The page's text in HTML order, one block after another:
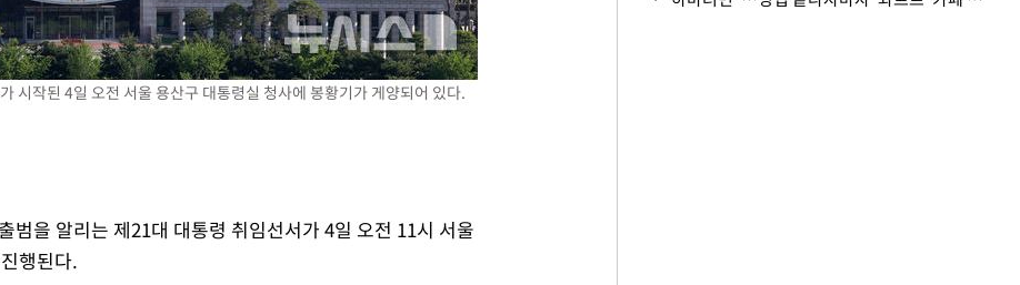
해 불가피"
등 압수수색
시작된 4일 오전 서울 용산구 대통령실 청사에 봉황기가 게양되어 있다.
범을 알리는 제21대 대통령 취임선서가 4일 오전 11시 서울
행된다.